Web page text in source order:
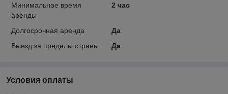
Минимальное время
аренды
2 час
Долгосрочная аренда
Да
Выезд за пределы страны
Да
Условия оплаты